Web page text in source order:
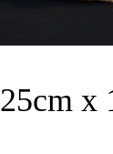
25cm x